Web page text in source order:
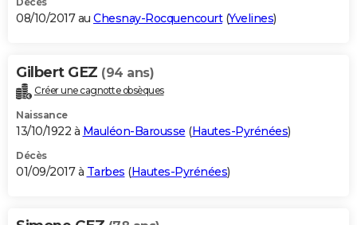
08/10/2017 au Chesnay-Rocquencourt(Yvelines)
Gilbert GEZ (94 ans)
Créer une cagnotte obsèques
Naissance
13/10/1922 à Mauléon-Barousse (Hautes-Pyrénées)
Décès
01/09/2017 à Tarbes (Hautes-Pyrénées)